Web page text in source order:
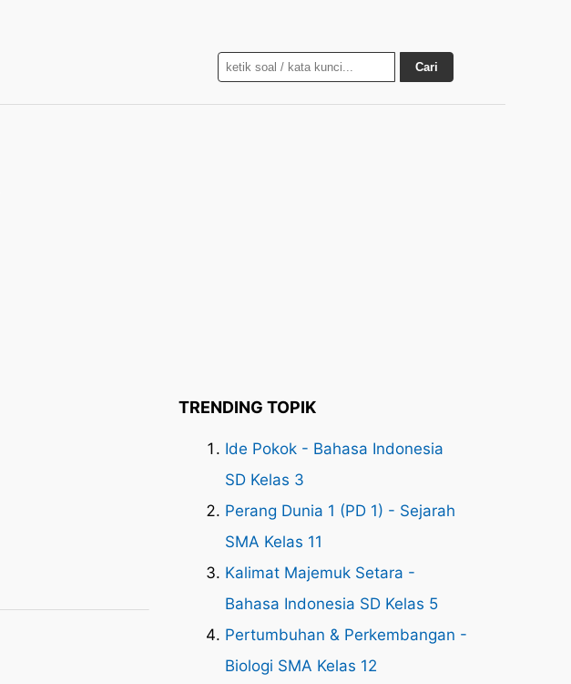
Cari
TRENDING TOPIK
Ide Pokok - Bahasa Indonesia
SD Kelas 3
Perang Dunia 1 (PD 1) - Sejarah
SMA Kelas 11
Kalimat Majemuk Setara -
Bahasa Indonesia SD Kelas 5
Pertumbuhan & Perkembangan -
Biologi SMA Kelas 12